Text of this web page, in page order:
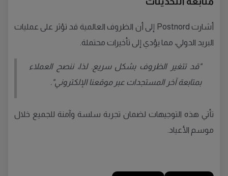
أشارت Postnord إلى أن الظروف العالمية قد تؤثر على عمليات
البريد الدولي، مما يؤدي إلى تأخيرات محتملة.
"قد تتغير الظروف بشكل سريع. لذا، ننصح العملاء
بمتابعة آخر المستجدات عبر موقعنا الإلكتروني".
تأتي هذه التوجيهات لضمان تجربة سلسة وآمنة للجميع خلال
موسم الأعياد.